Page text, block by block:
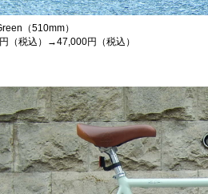
（510mm）
（税込）→47,000円（税込）